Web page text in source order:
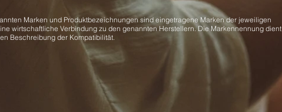
Marken und Produktbezeichnungen sind eingetragene Marken der jeweiligen
wirtschaftliche Verbindung zu den genannten Herstellern. Die Markennennung dient
Beschreibung der Kompatibilität.